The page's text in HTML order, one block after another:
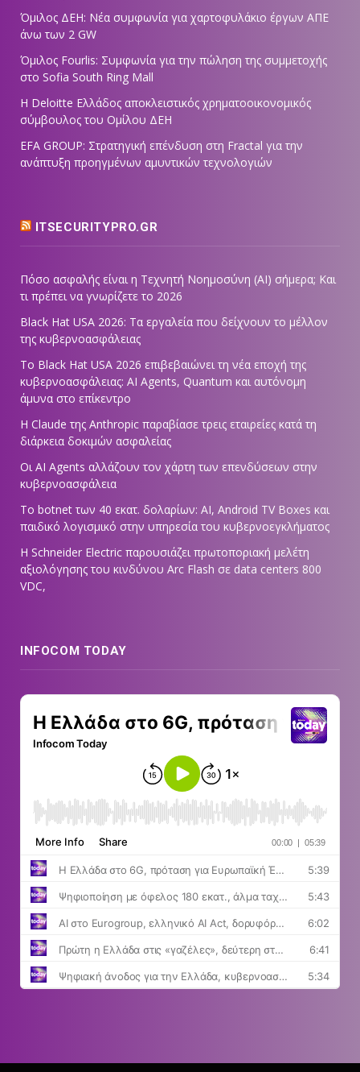
Όμιλος ΔΕΗ: Νέα συμφωνία για χαρτοφυλάκιο έργων ΑΠΕ
άνω των 2 GW
Όμιλος Fourlis: Συμφωνία για την πώληση της συμμετοχής
στο Sofia South Ring Mall
Η Deloitte Ελλάδος αποκλειστικός χρηματοοικονομικός
σύμβουλος του Ομίλου ΔΕΗ
EFA GROUP: Στρατηγική επένδυση στη Fractal για την
ανάπτυξη προηγμένων αμυντικών τεχνολογιών
ITSECURITYPRO.GR
Πόσο ασφαλής είναι η Τεχνητή Νοημοσύνη (AI) σήμερα; Και
τι πρέπει να γνωρίζετε το 2026
Black Hat USA 2026: Τα εργαλεία που δείχνουν το μέλλον
της κυβερνοασφάλειας
Το Black Hat USA 2026 επιβεβαιώνει τη νέα εποχή της
κυβερνοασφάλειας: AI Agents, Quantum και αυτόνομη
άμυνα στο επίκεντρο
Η Claude της Anthropic παραβίασε τρεις εταιρείες κατά τη
διάρκεια δοκιμών ασφαλείας
Οι AI Agents αλλάζουν τον χάρτη των επενδύσεων στην
κυβερνοασφάλεια
Το botnet των 40 εκατ. δολαρίων: AI, Android TV Boxes και
παιδικό λογισμικό στην υπηρεσία του κυβερνοεγκλήματος
Η Schneider Electric παρουσιάζει πρωτοποριακή μελέτη
αξιολόγησης του κινδύνου Arc Flash σε data centers 800
VDC,
INFOCOM TODAY